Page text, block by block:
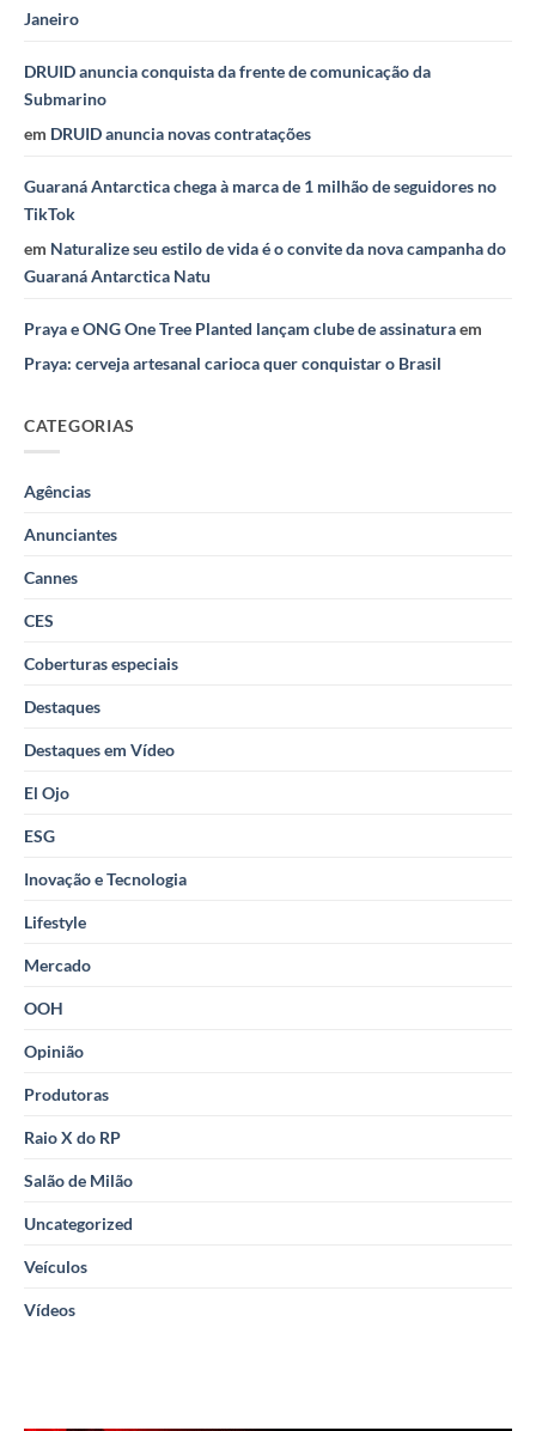
Janeiro
DRUID anuncia conquista da frente de comunicação da
Submarino
em DRUID anuncia novas contratações
Guaraná Antarctica chega à marca de 1 milhão de seguidores no
TikTok
em Naturalize seu estilo de vida é o convite da nova campanha do
Guaraná Antarctica Natu
Praya e ONG One Tree Planted lançam clube de assinaturaem
Praya: cerveja artesanal carioca quer conquistar o Brasil
CATEGORIAS
Agências
Anunciantes
Cannes
CES
Coberturas especiais
Destaques
Destaques em Vídeo
El Ojo
ESG
Inovação e Tecnologia
Lifestyle
Mercado
OOH
Opinião
Produtoras
Raio X do RP
Salão de Milão
Uncategorized
Veículos
Vídeos